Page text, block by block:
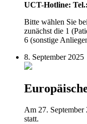
UCT-Hotline:
Bitte wählen Sie
zunächst die 1
6 (sonstige
8. September 2025
Am 27.
statt.